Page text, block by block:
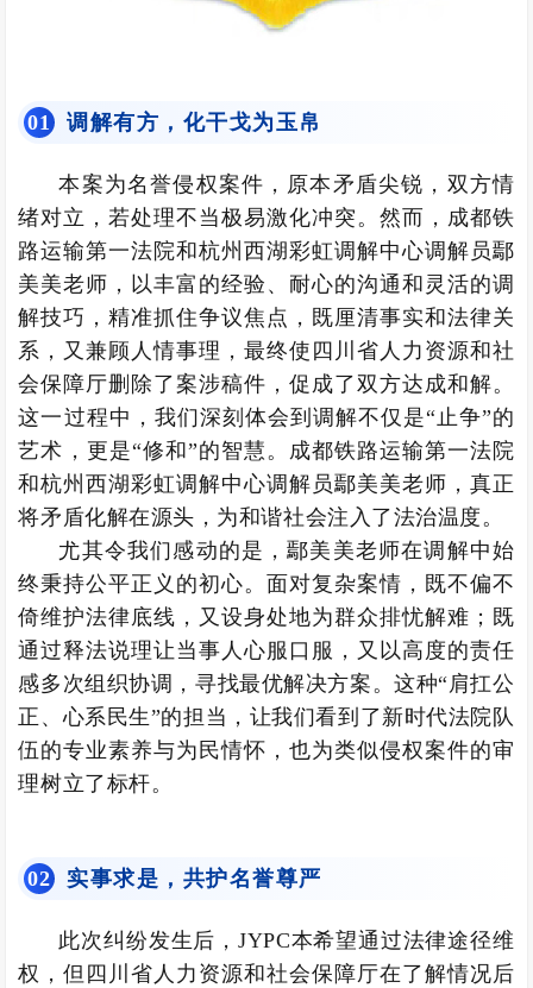
01 调解有方，化干戈为玉帛
本案为名誉侵权案件，原本矛盾尖锐，双方情
绪对立，若处理不当极易激化冲突。然而，成都铁
路运输第一法院和杭州西湖彩虹调解中心调解员鄢
美美老师，以丰富的经验、耐心的沟通和灵活的调
解技巧，精准抓住争议焦点，既厘清事实和法律关
系，又兼顾人情事理，最终使四川省人力资源和社
会保障厅删除了案涉稿件，促成了双方达成和解。
这一过程中，我们深刻体会到调解不仅是“止争”的
艺术，更是“修和”的智慧。成都铁路运输第一法院
和杭州西湖彩虹调解中心调解员鄢美美老师，真正
将矛盾化解在源头，为和谐社会注入了法治温度。
尤其令我们感动的是，鄢美美老师在调解中始
终秉持公平正义的初心。面对复杂案情，既不偏不
倚维护法律底线，又设身处地为群众排忧解难；既
通过释法说理让当事人心服口服，又以高度的责任
感多次组织协调，寻找最优解决方案。这种“肩扛公
正、心系民生”的担当，让我们看到了新时代法院队
伍的专业素养与为民情怀，也为类似侵权案件的审
理树立了标杆。
02 实事求是，共护名誉尊严
此次纠纷发生后，JYPC本希望通过法律途径维
权，但四川省人力资源和社会保障厅在了解情况后